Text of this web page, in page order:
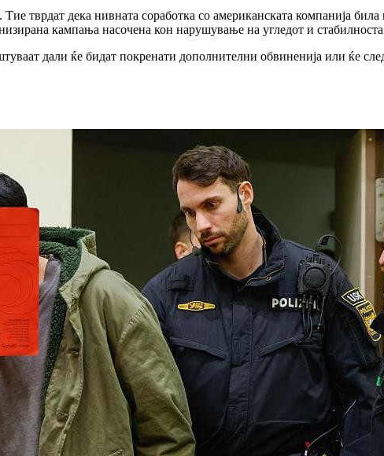
тврдат дека нивната соработка со американската компанија била
кампања насочена кон нарушување на угледот и
дали ќе бидат покренати дополнителни обвиненија или ќе